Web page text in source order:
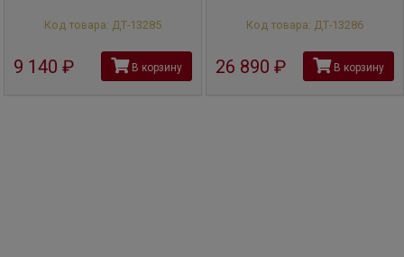
Код товара: ДТ-13285
9 140 руб В корзину
Код товара: ДТ-13286
26 890 руб В корзину